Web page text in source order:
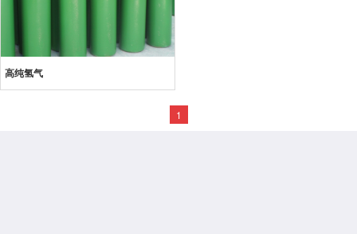
高纯氢气
1